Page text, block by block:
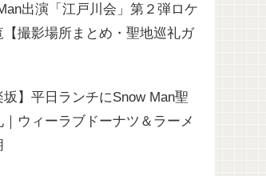
出演「江戸川会」第２弾ロケ
【撮影場所まとめ・聖地巡礼ガ
坂】平日ランチにSnow Man聖
｜ウィーラブドーナツ＆ラーメ